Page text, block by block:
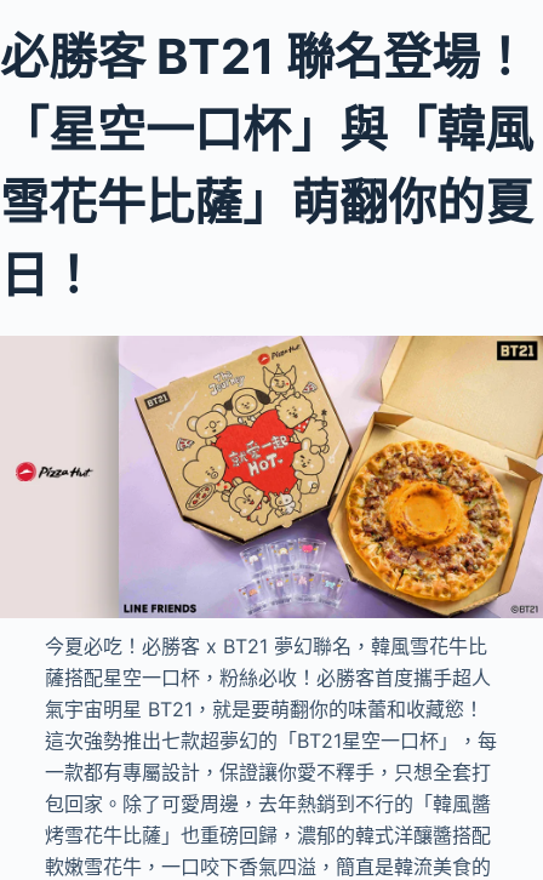
必勝客 BT21 聯名登場！
「星空一口杯」與「韓風
雪花牛比薩」萌翻你的夏
日！
今夏必吃！必勝客 x BT21 夢幻聯名，韓風雪花牛比
薩搭配星空一口杯，粉絲必收！必勝客首度攜手超人
氣宇宙明星 BT21，就是要萌翻你的味蕾和收藏慾！
這次強勢推出七款超夢幻的「BT21星空一口杯」，每
一款都有專屬設計，保證讓你愛不釋手，只想全套打
包回家。除了可愛周邊，去年熱銷到不行的「韓風醬
烤雪花牛比薩」也重磅回歸，濃郁的韓式洋釀醬搭配
軟嫩雪花牛，一口咬下香氣四溢，簡直是韓流美食的